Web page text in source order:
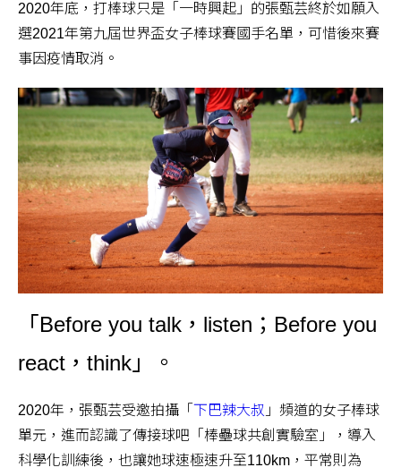
2020年底，打棒球只是「一時興起」的張甄芸終於如願入
選2021年第九屆世界盃女子棒球賽國手名單，可惜後來賽
事因疫情取消。
「Before you talk，listen；Before you
react，think」。
2020年，張甄芸受邀拍攝「 下巴辣大叔 」頻道的女子棒球
單元，進而認識了傳接球吧「棒壘球共創實驗室」，導入
科學化訓練後，也讓她球速極速升至110km，平常則為